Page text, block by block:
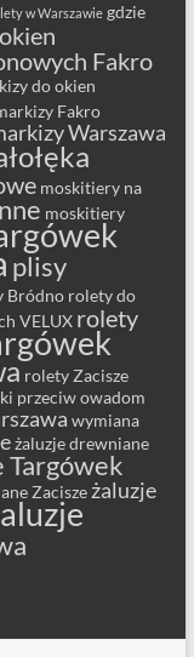
w Warszawie gdzie
Fakro
do okien
Fakro
Warszawa
moskitiery na
moskitiery
plisy
Bródno rolety do
VELUX rolety
rolety Zacisze
przeciw owadom
wymiana
żaluzje drewniane
Targówek
Zaciszeżaluzje